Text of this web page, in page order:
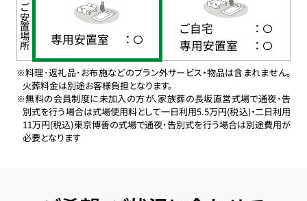
ご安置場所 専用安置室 ：
ご自宅
：
専用安置室
：
※料理･返礼品･お布施などのプラン外サービス・物品は含まれません。
火葬料金は別途お客様負担となります。
※無料の会員制度に未加入の方が、家族葬の長坂直営式場で通夜･告
別式を行う場合は式場使用料として一日利用5.5万円(税込)・二日利用
11万円(税込)東京博善の式場で通夜･告別式を行う場合は別途費用が
必要となります